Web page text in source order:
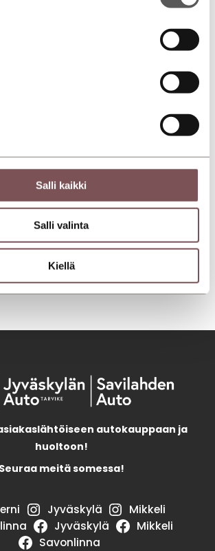
Salli kaikki
Salli valinta
Kiellä
autokauppaan ja
huoltoon!
Seuraa meitä somessa!
Jyväskylä
Mikkeli
Jyväskylä
Mikkeli
Savonlinna